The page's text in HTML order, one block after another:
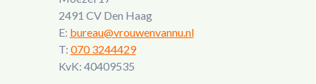
2491 CV Den Haag
E: bureau@vrouwenvannu.nl
T: 070 3244429
KvK: 40409535